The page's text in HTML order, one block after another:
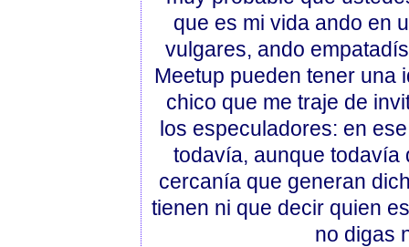
que es mi vida ando en
vulgares, ando
Meetup pueden tener una
chico que me traje de
los especuladores: en
todavía, aunque todavía
cercanía que generan
tienen ni que decir quien
no digas